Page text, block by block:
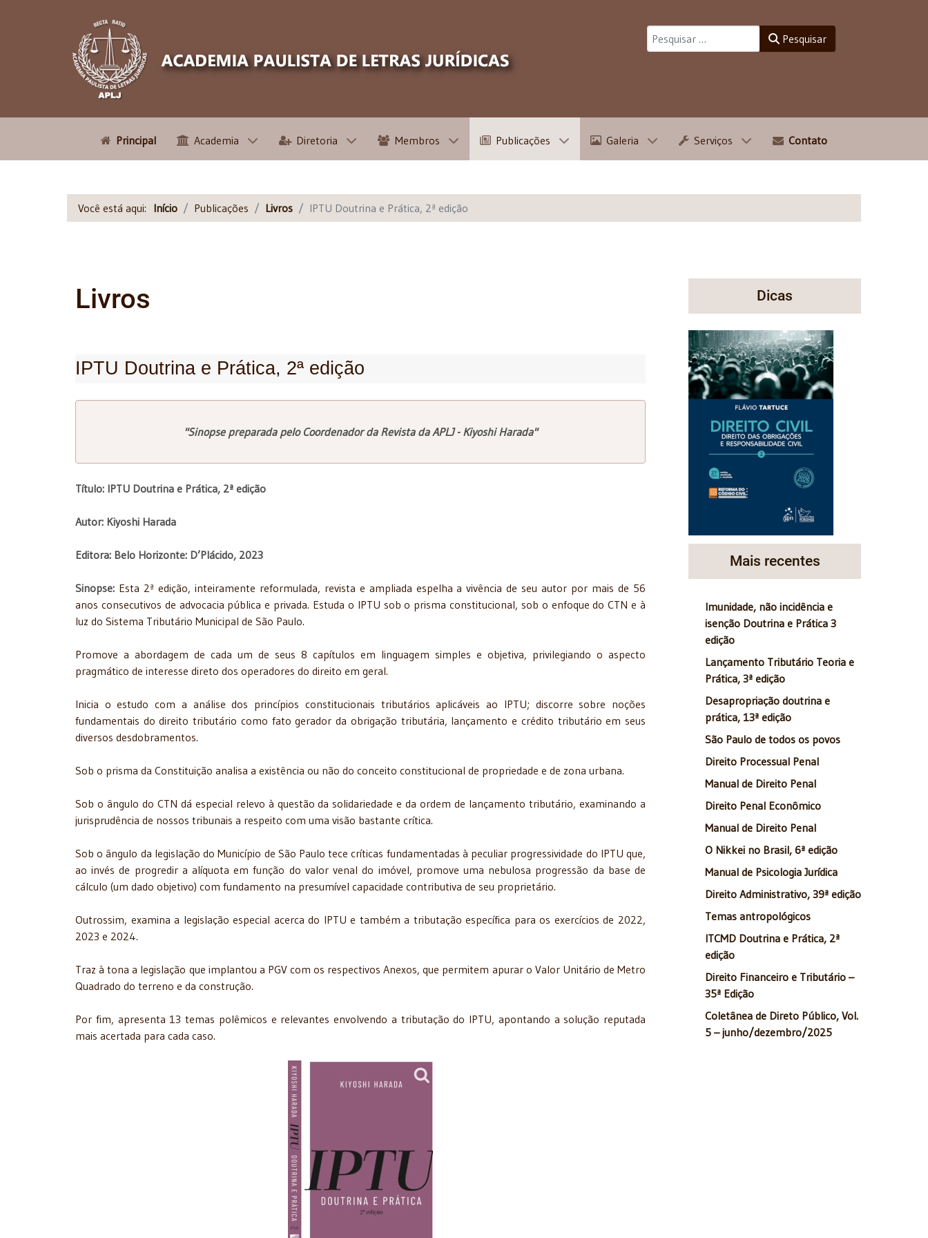
Pesquisar
Principal Academia Diretoria Membros Publicações Galeria Serviços Contato
Você está aqui: Início Publicações Livros IPTU Doutrina e Prática, 2ª edição
Livros
IPTU Doutrina e Prática, 2ª edição
"Sinopse preparada pelo Coordenador da Revista da APLJ - Kiyoshi Harada"
Título: IPTU Doutrina e Prática, 2ª edição
Autor: Kiyoshi Harada
Editora: Belo Horizonte: D’Plácido, 2023
Sinopse: Esta 2ª edição, inteiramente reformulada, revista e ampliada espelha a vivência de seu autor por mais de 56
anos consecutivos de advocacia pública e privada. Estuda o IPTU sob o prisma constitucional, sob o enfoque do CTN e à
luz do Sistema Tributário Municipal de São Paulo.
Promove a abordagem de cada um de seus 8 capítulos em linguagem simples e objetiva, privilegiando o aspecto
pragmático de interesse direto dos operadores do direito em geral.
Inicia o estudo com a análise dos princípios constitucionais tributários aplicáveis ao IPTU; discorre sobre noções
fundamentais do direito tributário como fato gerador da obrigação tributária, lançamento e crédito tributário em seus
diversos desdobramentos.
Sob o prisma da Constituição analisa a existência ou não do conceito constitucional de propriedade e de zona urbana.
Sob o ângulo do CTN dá especial relevo à questão da solidariedade e da ordem de lançamento tributário, examinando a
jurisprudência de nossos tribunais a respeito com uma visão bastante crítica.
Sob o ângulo da legislação do Município de São Paulo tece críticas fundamentadas à peculiar progressividade do IPTU que,
ao invés de progredir a alíquota em função do valor venal do imóvel, promove uma nebulosa progressão da base de
cálculo (um dado objetivo) com fundamento na presumível capacidade contributiva de seu proprietário.
Outrossim, examina a legislação especial acerca do IPTU e também a tributação específica para os exercícios de 2022,
2023 e 2024.
Traz à tona a legislação que implantou a PGV com os respectivos Anexos, que permitem apurar o Valor Unitário de Metro
Quadrado do terreno e da construção.
Por fim, apresenta 13 temas polêmicos e relevantes envolvendo a tributação do IPTU, apontando a solução reputada
mais acertada para cada caso.
Dicas
Mais recentes
Imunidade, não incidência e
isenção Doutrina e Prática 3
edição
Lançamento Tributário Teoria e
Prática, 3ª edição
Desapropriação doutrina e
prática, 13ª edição
São Paulo de todos os povos
Direito Processual Penal
Manual de Direito Penal
Direito Penal Econômico
Manual de Direito Penal
O Nikkei no Brasil, 6ª edição
Manual de Psicologia Jurídica
Direito Administrativo, 39ª edição
Temas antropológicos
ITCMD Doutrina e Prática, 2ª
edição
Direito Financeiro e Tributário –
35ª Edição
Coletânea de Direto Público, Vol.
5 – junho/dezembro/2025